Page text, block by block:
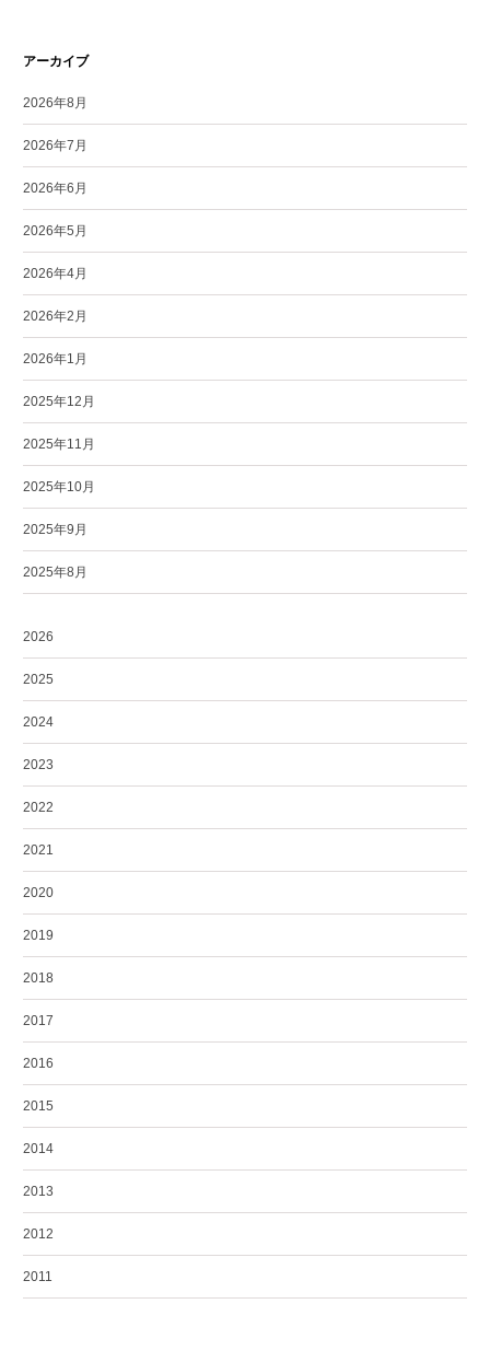
アーカイブ
2026年8月
2026年7月
2026年6月
2026年5月
2026年4月
2026年2月
2026年1月
2025年12月
2025年11月
2025年10月
2025年9月
2025年8月
2026
2025
2024
2023
2022
2021
2020
2019
2018
2017
2016
2015
2014
2013
2012
2011